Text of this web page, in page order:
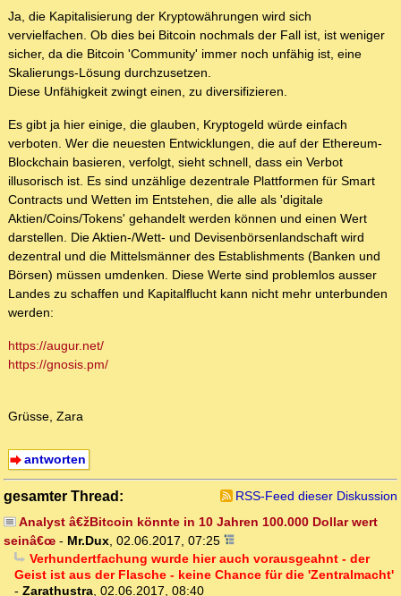
Ja, die Kapitalisierung der Kryptowährungen wird sich
vervielfachen. Ob dies bei Bitcoin nochmals der Fall ist, ist weniger
sicher, da die Bitcoin 'Community' immer noch unfähig ist, eine
Skalierungs-Lösung durchzusetzen.
Diese Unfähigkeit zwingt einen, zu diversifizieren.
Es gibt ja hier einige, die glauben, Kryptogeld würde einfach
verboten. Wer die neuesten Entwicklungen, die auf der Ethereum-
Blockchain basieren, verfolgt, sieht schnell, dass ein Verbot
illusorisch ist. Es sind unzählige dezentrale Plattformen für Smart
Contracts und Wetten im Entstehen, die alle als 'digitale
Aktien/Coins/Tokens' gehandelt werden können und einen Wert
darstellen. Die Aktien-/Wett- und Devisenbörsenlandschaft wird
dezentral und die Mittelsmänner des Establishments (Banken und
Börsen) müssen umdenken. Diese Werte sind problemlos ausser
Landes zu schaffen und Kapitalflucht kann nicht mehr unterbunden
werden:
https://augur.net/
https://gnosis.pm/
Grüsse, Zara
antworten
gesamter Thread:
RSS-Feed dieser Diskussion
Analyst â€žBitcoin könnte in 10 Jahren 100.000 Dollar wert
seinâ€œ - Mr.Dux, 02.06.2017, 07:25
Verhundertfachung wurde hier auch vorausgeahnt - der
Geist ist aus der Flasche - keine Chance für die 'Zentralmacht'
- Zarathustra, 02.06.2017, 08:40